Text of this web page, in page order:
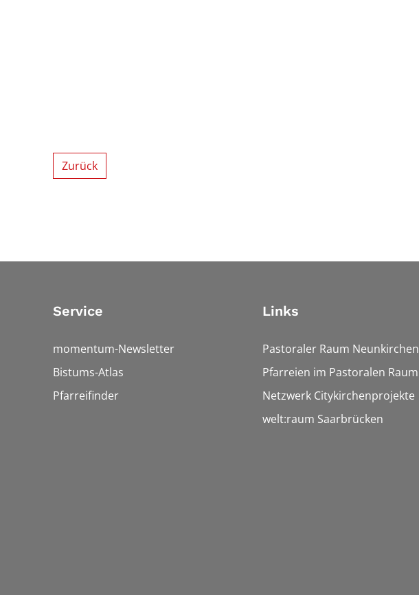
Zurück
Service
momentum-Newsletter
Bistums-Atlas
Pfarreifinder
Links
Pastoraler Raum Neunkirchen
Pfarreien im Pastoralen Raum
Netzwerk Citykirchenprojekte
welt:raum Saarbrücken